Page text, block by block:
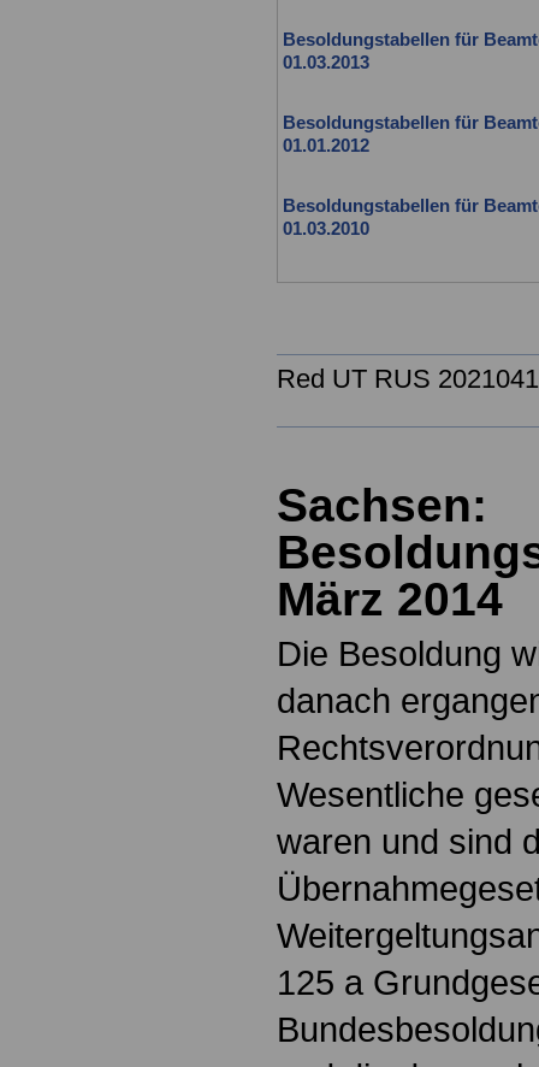
Besoldungstabellen für
01.03.2013
Besoldungstabellen für
01.01.2012
Besoldungstabellen für
01.03.2010
Red UT RUS
Sachsen:
März 2014
Die Besoldung
danach
Wesentliche
waren und sind
125 a